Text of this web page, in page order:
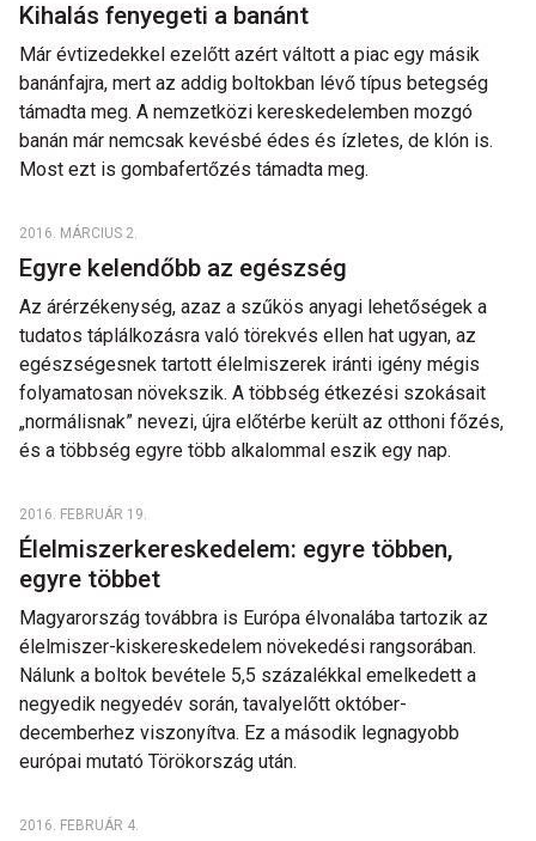
Kihalás fenyegeti a banánt
Már évtizedekkel ezelőtt azért váltott a piac egy másik
banánfajra, mert az addig boltokban lévő típus betegség
támadta meg. A nemzetközi kereskedelemben mozgó
banán már nemcsak kevésbé édes és ízletes, de klón is.
Most ezt is gombafertőzés támadta meg.
2016. MÁRCIUS 2.
Egyre kelendőbb az egészség
Az árérzékenység, azaz a szűkös anyagi lehetőségek a
tudatos táplálkozásra való törekvés ellen hat ugyan, az
egészségesnek tartott élelmiszerek iránti igény mégis
folyamatosan növekszik. A többség étkezési szokásait
„normálisnak” nevezi, újra előtérbe került az otthoni főzés,
és a többség egyre több alkalommal eszik egy nap.
2016. FEBRUÁR 19.
Élelmiszerkereskedelem: egyre többen,
egyre többet
Magyarország továbbra is Európa élvonalába tartozik az
élelmiszer-kiskereskedelem növekedési rangsorában.
Nálunk a boltok bevétele 5,5 százalékkal emelkedett a
negyedik negyedév során, tavalyelőtt október-
decemberhez viszonyítva. Ez a második legnagyobb
európai mutató Törökország után.
2016. FEBRUÁR 4.